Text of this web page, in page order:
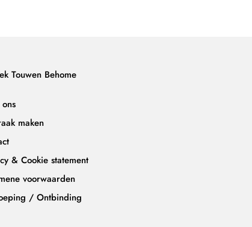
Touwen Behome
maken
& Cookie statement
voorwaarden
/ Ontbinding